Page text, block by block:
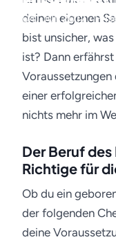
04. Juli 2017 ·
deinen eigenen
bist unsicher,
ist? Dann
einer
nichts mehr im
Der Beruf
Richtige für
Ob du ein
der folgenden
deine